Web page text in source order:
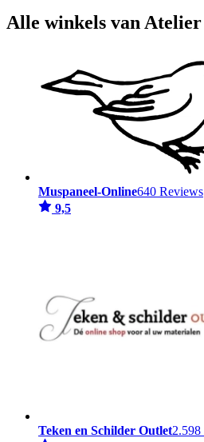
Alle winkels van
Muspaneel-Online640 Reviews
9,5
Teken en Schilder Outlet2.598